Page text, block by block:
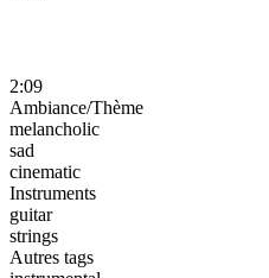
2:09
Ambiance/Thème
melancholic
sad
cinematic
Instruments
guitar
strings
Autres tags